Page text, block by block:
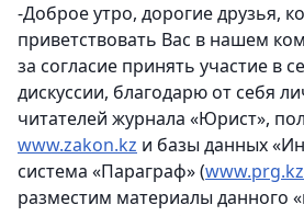
-Доброе утро, дорогие друзья,
приветствовать Вас в нашем
за согласие принять участие в
дискуссии, благодарю от себя
читателей журнала «Юрист»,
www.zakon.kz и базы данных
система «Параграф» (www.prg.kz
разместим материалы данного